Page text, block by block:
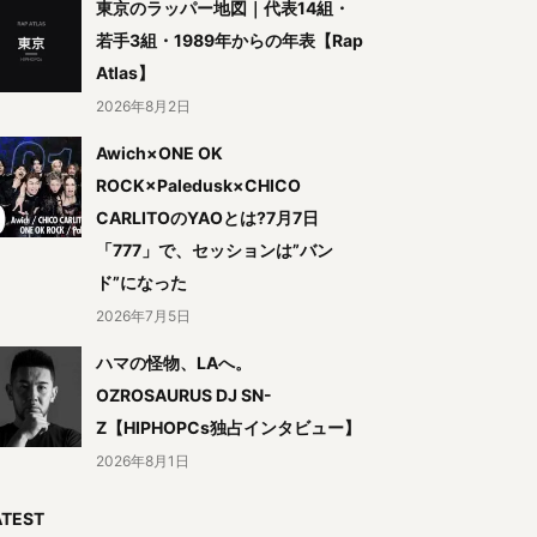
東京のラッパー地図｜代表14組・
若手3組・1989年からの年表【Rap
Atlas】
2026年8月2日
Awich×ONE OK
ROCK×Paledusk×CHICO
CARLITOのYAOとは?7月7日
「777」で、セッションは”バン
ド”になった
2026年7月5日
ハマの怪物、LAへ。
OZROSAURUS DJ SN-
Z【HIPHOPCs独占インタビュー】
2026年8月1日